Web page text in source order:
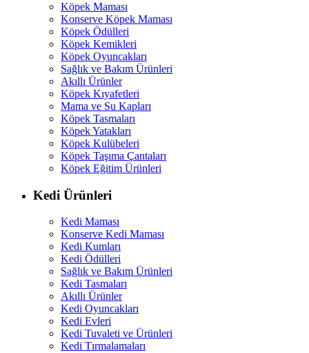
Köpek Maması
Konserve Köpek Maması
Köpek Ödülleri
Köpek Kemikleri
Köpek Oyuncakları
Sağlık ve Bakım Ürünleri
Akıllı Ürünler
Köpek Kıyafetleri
Mama ve Su Kapları
Köpek Tasmaları
Köpek Yatakları
Köpek Kulübeleri
Köpek Taşıma Çantaları
Köpek Eğitim Ürünleri
Kedi Ürünleri
Kedi Maması
Konserve Kedi Maması
Kedi Kumları
Kedi Ödülleri
Sağlık ve Bakım Ürünleri
Kedi Tasmaları
Akıllı Ürünler
Kedi Oyuncakları
Kedi Evleri
Kedi Tuvaleti ve Ürünleri
Kedi Tırmalamaları